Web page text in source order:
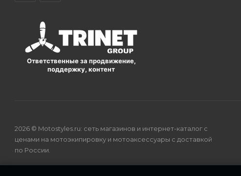
Ответственные за продвижение,
поддержку, контент
2026 © Motostyles.ru: сеть магазинов и интернет-каталог с
ценами на мотоэкипировку и мотоаксессуары с доставкой
по России.